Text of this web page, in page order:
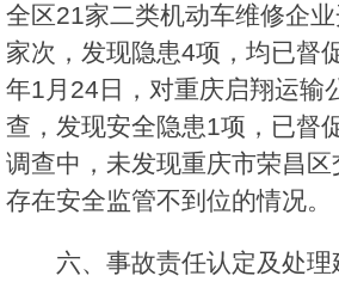
全区21家二类机动车维修企
家次，发现隐患4项，均已督
年1月24日，对重庆启翔运输
查，发现安全隐患1项，已督
调查中，未发现重庆市荣昌
存在安全监管不到位的情况。
六、事故责任认定及处理